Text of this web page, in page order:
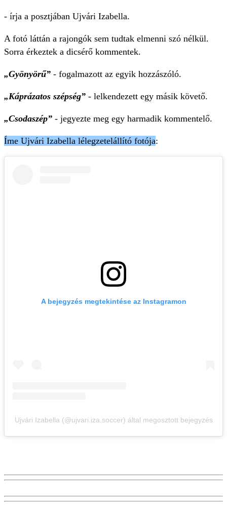
- írja a posztjában Ujvári Izabella.
A fotó láttán a rajongók sem tudtak elmenni szó nélkül.
Sorra érkeztek a dicsérő kommentek.
„Gyönyörű” - fogalmazott az egyik hozzászóló.
„Káprázatos szépség” - lelkendezett egy másik követő.
„Csodaszép” - jegyezte meg egy harmadik kommentelő.
Íme Ujvári Izabella lélegzetelállító fotója:
A bejegyzés megtekintése az Instagramon
Ujvári Izabella (@ujvari.iza.soccer) által megosztott bejegyzés